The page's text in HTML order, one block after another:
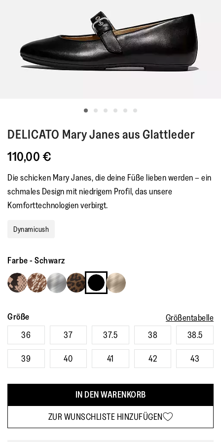
DELICATO Mary Janes aus Glattleder
110,00 €
Die schicken Mary Janes, die deine Füße lieben werden – ein
schmales Design mit niedrigem Profil, das unsere
Komforttechnologien verbirgt.
Dynamicush
Farbe- Schwarz
Größe
Größentabelle
36
37 37.5 38 38.5
39 40 41 42 43
IN DEN WARENKORB
ZUR WUNSCHLISTE HINZUFÜGEN